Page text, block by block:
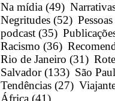
Na mídia (49)
Negritudes (52) Pessoas
podcast (35)
Racismo (36)
Rio de Janeiro (31)
Salvador (133) São
Tendências (27)
África (41)